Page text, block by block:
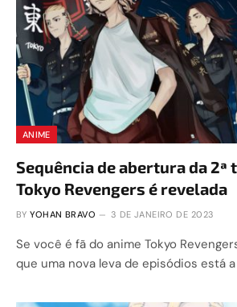
ANIME
Sequência de abertura da 2ª
Tokyo Revengers é revelada
BY YOHAN BRAVO 3 DE JANEIRO DE 2023
Se você é fã do anime Tokyo
que uma nova leva de episódios está